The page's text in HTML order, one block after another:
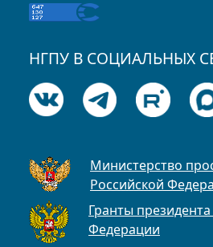
НГПУ В СОЦИАЛЬНЫХ
Министерство
Российской
Гранты
Федерации